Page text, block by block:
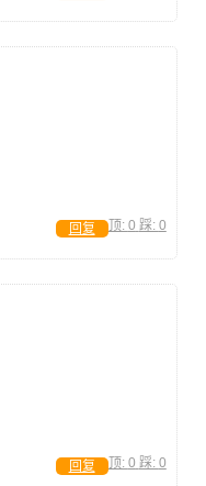
顶: 0 踩: 0
回复
顶: 0 踩: 0
回复